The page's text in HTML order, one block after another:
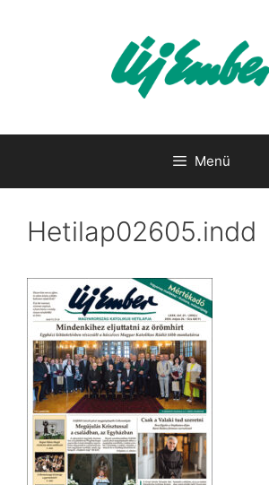
Menü
Hetilap02605.indd